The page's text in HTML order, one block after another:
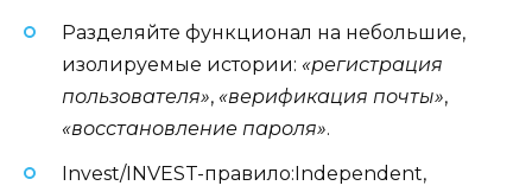
Разделяйте функционал на небольшие,
изолируемые истории: «регистрация
пользователя», «верификация почты»,
«восстановление пароля».
Invest/INVEST-правило:Independent,